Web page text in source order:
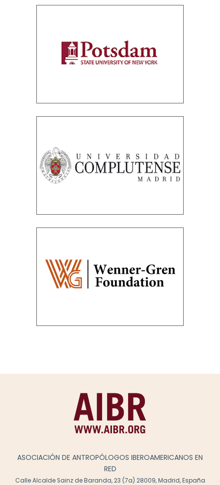
ASOCIACIÓN DE ANTROPÓLOGOS IBEROAMERICANOS EN
RED
Calle Alcalde Sainz de Baranda, 23 (7a) 28009, Madrid, España